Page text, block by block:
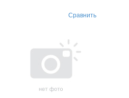
Сравнить